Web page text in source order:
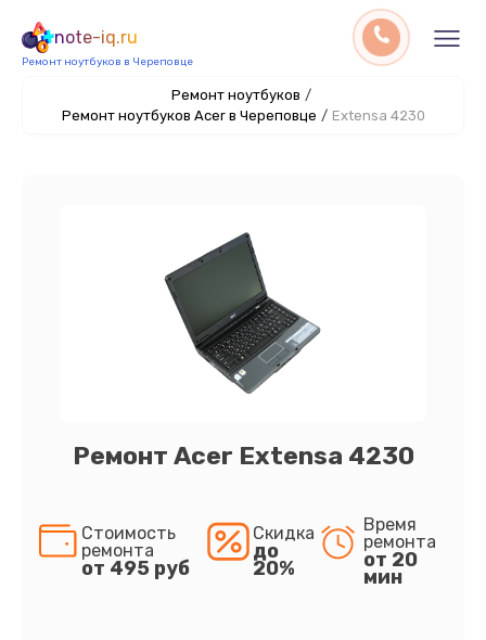
note-iq.ru
Ремонт ноутбуков в Череповце
Ремонт ноутбуков /
Ремонт ноутбуков Acer в Череповце / Extensa 4230
Ремонт Acer Extensa 4230
Стоимость
ремонта
от 495 руб
Скидка
до
20%
Время
ремонта
от 20
мин